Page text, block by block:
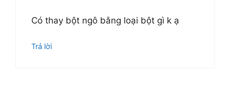
Có thay bột ngô bằng loại bột gì k ạ
Trả lời